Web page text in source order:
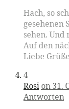
Hach, so
gesehenen
sehen.
Auf den
Liebe
4
Rosi on 31.
Antworten